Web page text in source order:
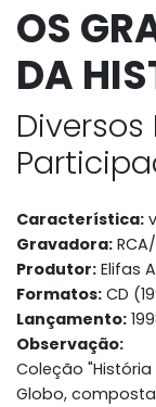
OS
DA
Característica:
Gravadora:
Produtor: Elifas
Formatos: CD
Lançamento:
Observação:
Coleção
Globo,